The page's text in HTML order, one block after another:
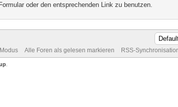
oder den entsprechenden Link zu benutzen.
Alle Foren als gelesen markieren RSS-
.